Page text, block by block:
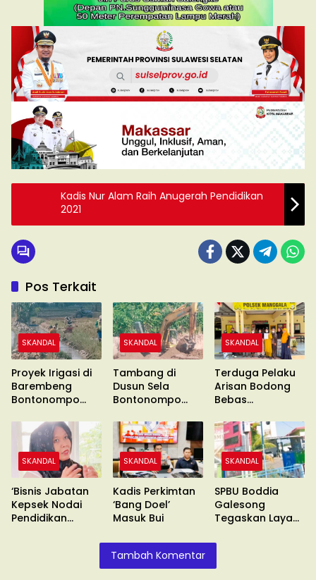
Kadis Nur Alam Raih Anugerah Pendidikan
2021
Pos Terkait
SKANDAL
Proyek Irigasi di
Barembeng
Bontonompo
SKANDAL
Tambang di
Dusun Sela
Bontonompo
SKANDAL
Terduga Pelaku
Arisan Bodong
Bebas
SKANDAL
‘Bisnis Jabatan
Kepsek Nodai
Pendidikan
SKANDAL
Kadis Perkimtan
‘Bang Doel’
Masuk Bui
SKANDAL
SPBU Boddia
Galesong
Tegaskan Layani
Tambah Komentar